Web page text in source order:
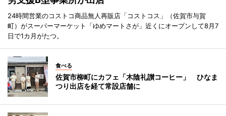
24時間営業のコストコ商品無人再販店「コストコス」（佐賀市与賀
町）がスーパーマーケット「ゆめマートさが」近くにオープンして8月7
日で1カ月がたつ。
食べる
佐賀市柳町にカフェ「木陰礼讃コーヒー」 ひなま
つり出店を経て常設店舗に